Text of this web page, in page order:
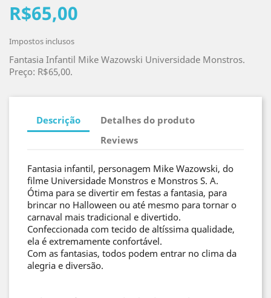
R$65,00
Impostos inclusos
Fantasia Infantil Mike Wazowski Universidade Monstros.
Preço: R$65,00.
Descrição
Detalhes do produto
Reviews
Fantasia infantil, personagem Mike Wazowski, do
filme Universidade Monstros e Monstros S. A.
Ótima para se divertir em festas a fantasia, para
brincar no Halloween ou até mesmo para tornar o
carnaval mais tradicional e divertido.
Confeccionada com tecido de altíssima qualidade,
ela é extremamente confortável.
Com as fantasias, todos podem entrar no clima da
alegria e diversão.